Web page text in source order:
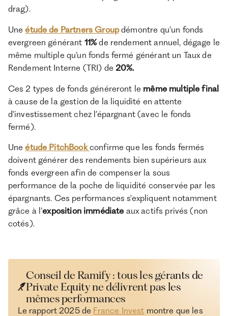
drag).
Une étude de Partners Groupdémontre qu'un fonds
evergreen générant 11% de rendement annuel, dégage le
même multiple qu’un fonds fermé générant un Taux de
Rendement Interne (TRI) de 20%.
Ces 2 types de fonds généreront le même multiple final
à cause de la gestion de la liquidité en attente
d'investissement chez l’épargnant (avec le fonds
fermé).
Une étude PitchBookconfirme que les fonds fermés
doivent générer des rendements bien supérieurs aux
fonds evergreen afin de compenser la sous
performance de la poche de liquidité conservée par les
épargnants. Ces performances s'expliquent notamment
grâce à l’exposition immédiate aux actifs privés (non
cotés).
Conseil de Ramify : tous les gérants de
Private Equity ne délivrent pas les
mêmes performances
Le rapport 2025 de France Invest montre que les